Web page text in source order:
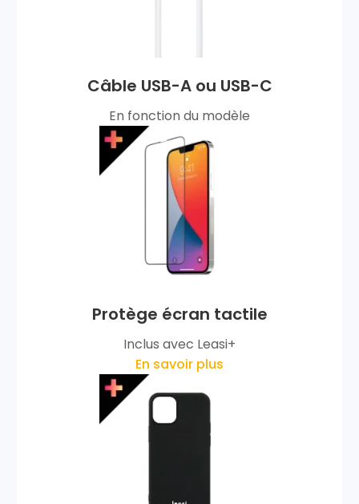
Câble USB-A ou USB-C
En fonction du modèle
Protège écran tactile
Inclus avec Leasi+
En savoir plus